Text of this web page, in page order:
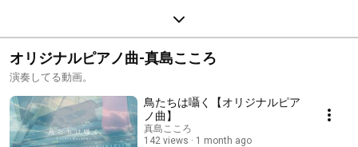
オリジナルピアノ曲-真島こころ
演奏してる動画。
鳥たちは囁く【オリジナルピア
ノ曲】
真島こころ
142 views
1 month ago